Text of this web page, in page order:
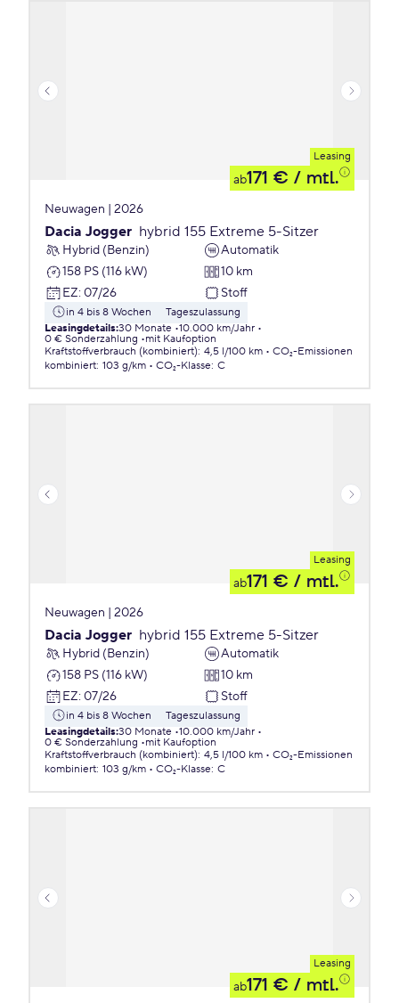
Leasing
ab171 € / mtl.
Neuwagen | 2026
Dacia Jogger hybrid 155 Extreme 5-Sitzer
Hybrid (Benzin)
Automatik
158 PS (116 kW)
10 km
EZ: 07/26 Stoff
in 4 bis 8 Wochen
Tageszulassung
Leasingdetails:30 Monate 10.000 km/Jahr
0 € Sonderzahlung
mit Kaufoption
Kraftstoffverbrauch (kombiniert): 4,5 l/100 km
CO₂-Emissionen
kombiniert: 103 g/km CO₂-Klasse: C
Leasing
ab171 € / mtl.
Neuwagen | 2026
Dacia Jogger hybrid 155 Extreme 5-Sitzer
Hybrid (Benzin)
Automatik
158 PS (116 kW)
10 km
EZ: 07/26 Stoff
in 4 bis 8 Wochen
Tageszulassung
Leasingdetails:30 Monate 10.000 km/Jahr
0 € Sonderzahlung
mit Kaufoption
Kraftstoffverbrauch (kombiniert): 4,5 l/100 km
CO₂-Emissionen
kombiniert: 103 g/km CO₂-Klasse: C
Leasing
ab171 € / mtl.